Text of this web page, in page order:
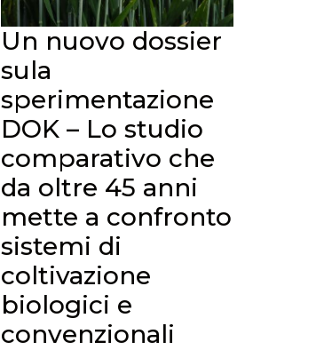
Un nuovo dossier
sula
sperimentazione
DOK – Lo studio
comparativo che
da oltre 45 anni
mette a confronto
sistemi di
coltivazione
biologici e
convenzionali